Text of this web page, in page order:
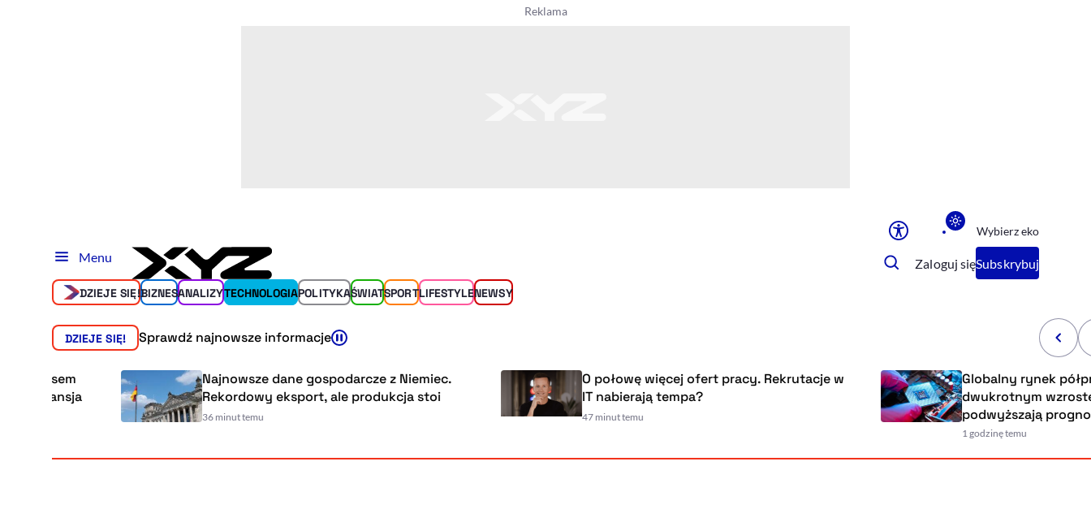
Wybierz eko
Menu Zaloguj sięSubskrybuj
DZIEJE SIĘ!BIZNESANALIZYTECHNOLOGIAPOLITYKAŚWIATSPORTLIFESTYLENEWSY
DZIEJE SIĘ! Sprawdź najnowsze informacje
Najnowsze dane gospodarcze z Niemiec.
Rekordowy eksport, ale produkcja stoi
36 minut temu
O połowę więcej ofert pracy. Rekrutacje w
IT nabierają tempa?
47 minut temu
Globalny rynek
dwukrotnym wzrostem.
podwyższają prognozy
1 godzinę temu